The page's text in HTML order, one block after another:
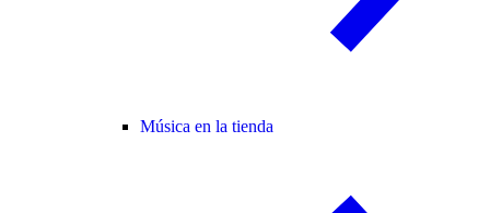
Música en la tienda